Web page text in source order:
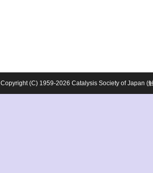
Copyright (C) 1959-2026 Catalysis Society of Japan (